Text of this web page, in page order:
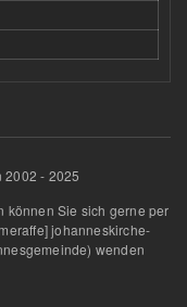
- 2025
können Sie sich gerne per
johanneskirche-
wenden